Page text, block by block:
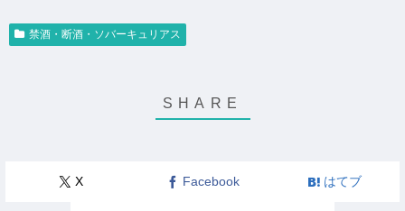
禁酒・断酒・ソバーキュリアス
X Facebook はてブ